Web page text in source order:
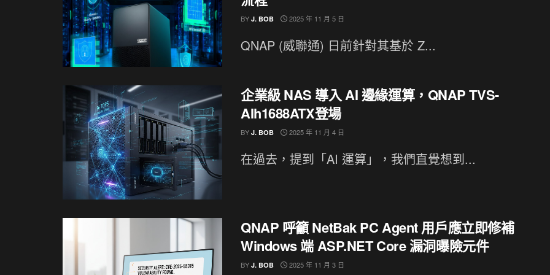
BY J. BOB 2025 年 11 月 5 日
QNAP (威聯通) 日前針對其基於 Z...
企業級 NAS 導入 AI 邊緣運算，QNAP TVS-
AIh1688ATX登場
BY J. BOB 2025 年 11 月 4 日
在過去，提到「AI 運算」，我們直覺想到...
QNAP 呼籲 NetBak PC Agent 用戶應立即修補
Windows 端 ASP.NET Core 漏洞曝險元件
BY J. BOB 2025 年 11 月 3 日